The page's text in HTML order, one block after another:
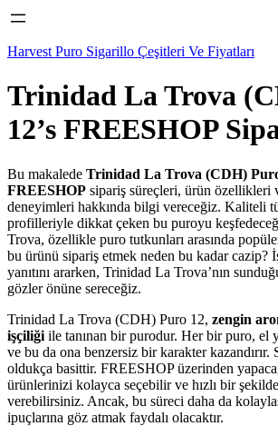
Harvest Puro Sigarillo Çeşitleri Ve Fiyatları
Trinidad La Trova
12’s FREESHOP
Bu makalede Trinidad La Trova (CDH)
FREESHOP sipariş süreçleri, ürün özellikleri
deneyimleri hakkında bilgi vereceğiz. Kaliteli
profilleriyle dikkat çeken bu puroyu
Trova, özellikle puro tutkunları arasında
bu ürünü sipariş etmek neden bu kadar cazip?
yanıtını ararken, Trinidad La Trova’nın
gözler önüne sereceğiz.
Trinidad La Trova (CDH) Puro 12, zengin
işçiliği ile tanınan bir purodur. Her bir puro, el
ve bu da ona benzersiz bir karakter kazandırır.
oldukça basittir. FREESHOP üzerinden
ürünlerinizi kolayca seçebilir ve hızlı bir
verebilirsiniz. Ancak, bu süreci daha da
ipuçlarına göz atmak faydalı olacaktır.